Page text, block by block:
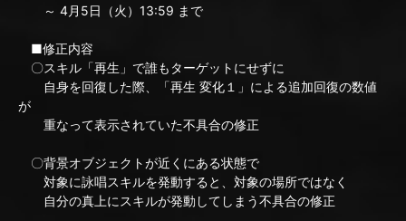
～ 4月5日（火）13:59 まで
■修正内容
〇スキル「再生」で誰もターゲットにせずに
自身を回復した際、「再生 変化１」による追加回復の数値
が
重なって表示されていた不具合の修正
〇背景オブジェクトが近くにある状態で
対象に詠唱スキルを発動すると、対象の場所ではなく
自分の真上にスキルが発動してしまう不具合の修正